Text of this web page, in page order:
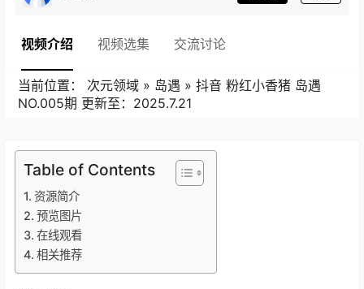
视频介绍 视频选集 交流讨论
当前位置： 次元领域 » 岛遇 » 抖音 粉红小香猪 岛遇
NO.005期 更新至：2025.7.21
Table of Contents
资源简介
预览图片
在线观看
相关推荐